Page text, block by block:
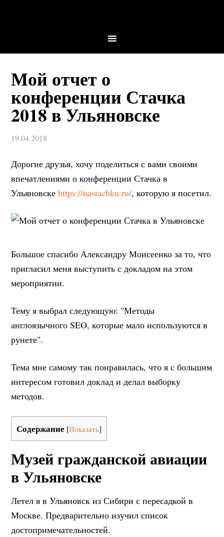
Мой отчет о
конференции Стачка
2018 в Ульяновске
19.04.2018
Дорогие друзья, хочу поделиться с вами своими
впечатлениями о конференции Стачка в
Ульяновскеhttps://nastachku.ru/, которую я посетил.
Большое спасибо Александру Моисеенко за то, что
пригласил меня выступить с докладом на этом
мероприятии.
Тему я выбрал следующую: "Методы
англоязычного SEO, которые мало используются в
рунете".
Тема мне самому так понравилась, что я с большим
интересом готовил доклад и делал выборку
методов.
Содержание [Показать]
Музей гражданской авиации
в Ульяновске
Летел я в Ульяновск из Сибири с пересадкой в
Москве. Предварительно изучил список
достопримечательностей.